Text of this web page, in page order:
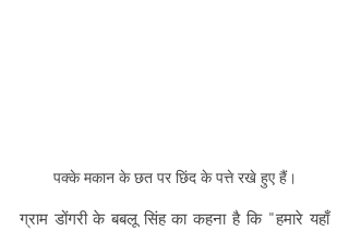
पक्के मकान के छत पर छिंद के पत्ते रखे हुए हैं।
ग्राम डोंगरी के बबलू सिंह का कहना है कि "हमारे यहाँ